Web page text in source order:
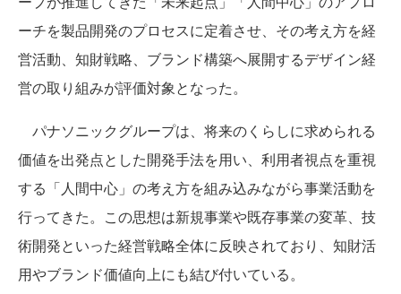
ーチを製品開発のプロセスに定着させ、その考え方を経
営活動、知財戦略、ブランド構築へ展開するデザイン経
営の取り組みが評価対象となった。
パナソニックグループは、将来のくらしに求められる
価値を出発点とした開発手法を用い、利用者視点を重視
する「人間中心」の考え方を組み込みながら事業活動を
行ってきた。この思想は新規事業や既存事業の変革、技
術開発といった経営戦略全体に反映されており、知財活
用やブランド価値向上にも結び付いている。